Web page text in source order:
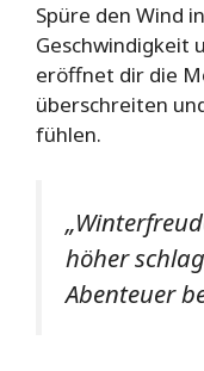
Spüre den Wind
Geschwindigkeit
eröffnet dir die
überschreiten
fühlen.
höher
Abenteuer